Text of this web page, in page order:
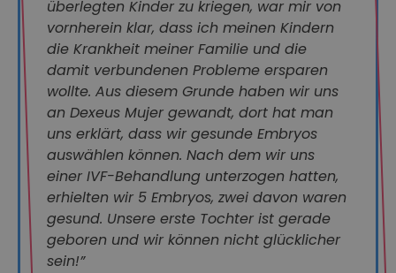
überlegten Kinder zu kriegen, war mir von
vornherein klar, dass ich meinen Kindern
die Krankheit meiner Familie und die
damit verbundenen Probleme ersparen
wollte. Aus diesem Grunde haben wir uns
an Dexeus Mujer gewandt, dort hat man
uns erklärt, dass wir gesunde Embryos
auswählen können. Nach dem wir uns
einer IVF-Behandlung unterzogen hatten,
erhielten wir 5 Embryos, zwei davon waren
gesund. Unsere erste Tochter ist gerade
geboren und wir können nicht glücklicher
sein!”